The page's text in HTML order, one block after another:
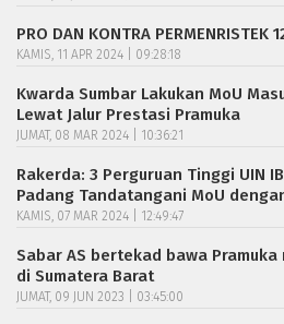
PRO DAN KONTRA PERMENRISTEK
KAMIS, 11 APR 2024 | 09:28:18
Kwarda Sumbar Lakukan MoU
Lewat Jalur Prestasi Pramuka
JUMAT, 08 MAR 2024 | 10:36:21
Rakerda: 3 Perguruan Tinggi UIN
Padang Tandatangani MoU
KAMIS, 07 MAR 2024 | 12:49:47
Sabar AS bertekad bawa
di Sumatera Barat
JUMAT, 09 JUN 2023 | 03:45:00